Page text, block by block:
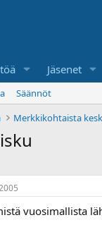
Jäsenet
Säännöt
Merkkikohtaista
vuosimallista